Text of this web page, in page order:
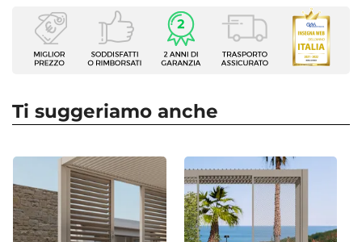
un solo accessorio alla volta
, garantendo ordine
visivo, praticità d’uso e un perfetto equilibrio
estetico.
Caratteristiche
Tipologia
Zanzariera
Forma
Larghezza
360 cm
Profondità
300 cm
Ti suggeriamo anche